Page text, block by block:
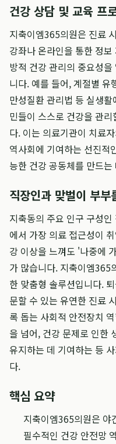
건강 상담 및 교육 프
지축이엠365의원은 진료
강좌나 온라인을 통한 정
방적 건강 관리의 중요성
니다. 예를 들어, 계절별 유
만성질환 관리법 등 실생
민들이 스스로 건강을 관
다. 이는 의료기관이 치료
역사회에 기여하는 선진적
능한 건강 공동체를 만드
직장인과 맞벌이 부
지축동의 주요 인구 구성
에서 가장 의료 접근성이
강 이상을 느껴도 '나중에
가 많습니다. 지축이엠365
한 맞춤형 솔루션입니다.
문할 수 있는 유연한 진료
록 돕는 사회적 안전장치
을 넘어, 건강 문제로 인한
유지하는 데 기여하는 등
다.
핵심 요약
지축이엠365의원은 야
필수적인 건강 안전망